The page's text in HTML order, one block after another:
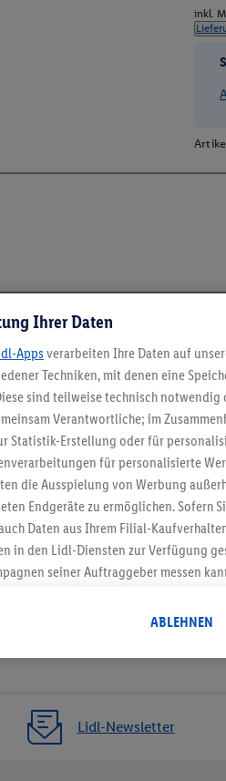
inkl.
5.95 €
Jetzt zum
Lidl-Newsletter
Ihrer Daten
Apps verarbeiten Ihre Daten auf
Techniken, mit denen eine
sind teilweise technisch notwendig
Verantwortliche; im
Statistik-Erstellung oder für
für personalisierte
die Ausspielung von Werbung
Endgeräte zu ermöglichen. Sofern
Daten aus Ihrem Filial-
in den Lidl-Diensten zur Verfügung
seiner Auftraggeber messen
von Daten (z.B. über
aus Ihrem Kundenkonto - z.B.
Endgeräte und Lidl-Dienste
zur Entwicklung von
ABLEHNEN